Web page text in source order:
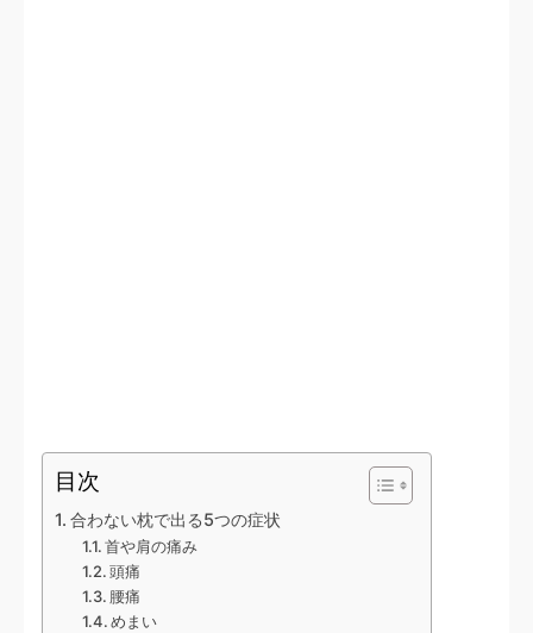
目次
合わない枕で出る5つの症状
首や肩の痛み
頭痛
腰痛
めまい